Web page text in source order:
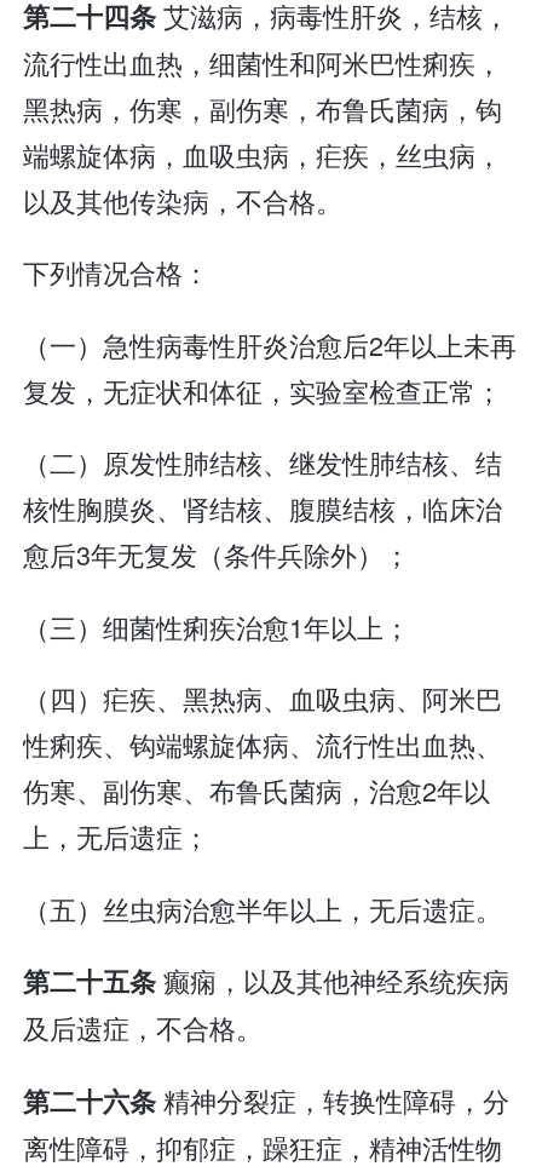
第二十四条艾滋病，病毒性肝炎，结核，
流行性出血热，细菌性和阿米巴性痢疾，
黑热病，伤寒，副伤寒，布鲁氏菌病，钩
端螺旋体病，血吸虫病，疟疾，丝虫病，
以及其他传染病，不合格。
下列情况合格：
（一）急性病毒性肝炎治愈后2年以上未再
复发，无症状和体征，实验室检查正常；
（二）原发性肺结核、继发性肺结核、结
核性胸膜炎、肾结核、腹膜结核，临床治
愈后3年无复发（条件兵除外）；
（三）细菌性痢疾治愈1年以上；
（四）疟疾、黑热病、血吸虫病、阿米巴
性痢疾、钩端螺旋体病、流行性出血热、
伤寒、副伤寒、布鲁氏菌病，治愈2年以
上，无后遗症；
（五）丝虫病治愈半年以上，无后遗症。
第二十五条癫痫，以及其他神经系统疾病
及后遗症，不合格。
第二十六条精神分裂症，转换性障碍，分
离性障碍，抑郁症，躁狂症，精神活性物